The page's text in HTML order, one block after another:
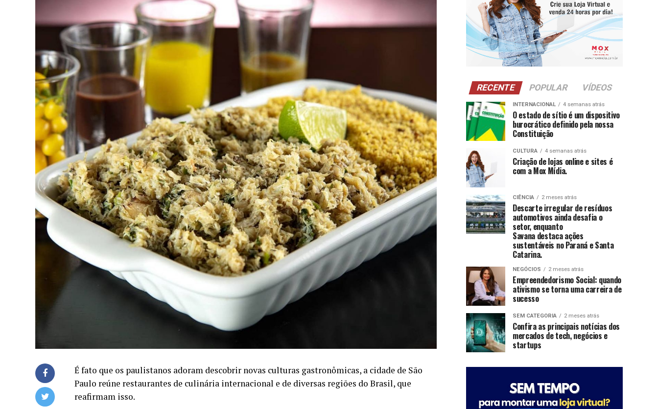
É fato que os paulistanos adoram descobrir novas culturas gastronômicas, a cidade de São
Paulo reúne restaurantes de culinária internacional e de diversas regiões do Brasil, que
reafirmam isso.
RECENTE POPULAR VÍDEOS
INTERNACIONAL 4 semanas atrás
O estado de sítio é um dispositivo
burocrático definido pela nossa
Constituição
CULTURA 4 semanas atrás
Criação de lojas online e sites é
com a Mox Mídia.
CIÊNCIA 2 meses atrás
Descarte irregular de resíduos
automotivos ainda desafia o
setor, enquanto
Savana destaca ações
sustentáveis no Paraná e Santa
Catarina.
NEGÓCIOS 2 meses atrás
Empreendedorismo Social: quando
ativismo se torna uma carreira de
sucesso
SEM CATEGORIA 2 meses atrás
Confira as principais notícias dos
mercados de tech, negócios e
startups